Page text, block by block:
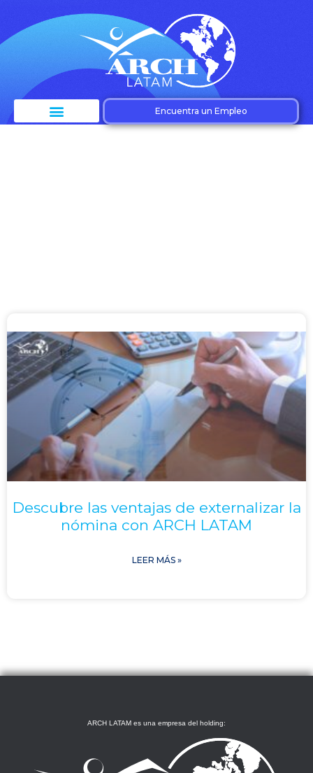
Encuentra un Empleo
Descubre las ventajas de externalizar la
nómina con ARCH LATAM
LEER MÁS »
ARCH LATAM es una empresa del holding: